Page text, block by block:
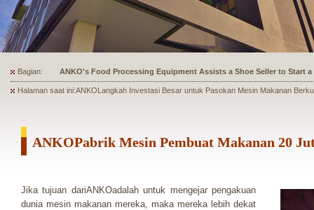
Bagian: ANKO's Food Processing Equipment Assists a Shoe Seller to Start
Halaman saat ini:ANKOLangkah Investasi Besar untuk Pasokan Mesin Makanan
ANKOPabrik Mesin Pembuat Makanan 20
Jika tujuan dariANKOadalah untuk mengejar pengakuan
dunia mesin makanan mereka, maka mereka lebih dekat